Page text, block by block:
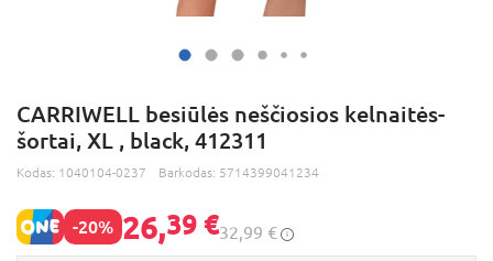
CARRIWELL besiūlės neščiosios kelnaitės-
šortai, XL , black, 412311
Kodas: 1040104-0237 Barkodas: 5714399041234
-20% 26,39 €32,99 €